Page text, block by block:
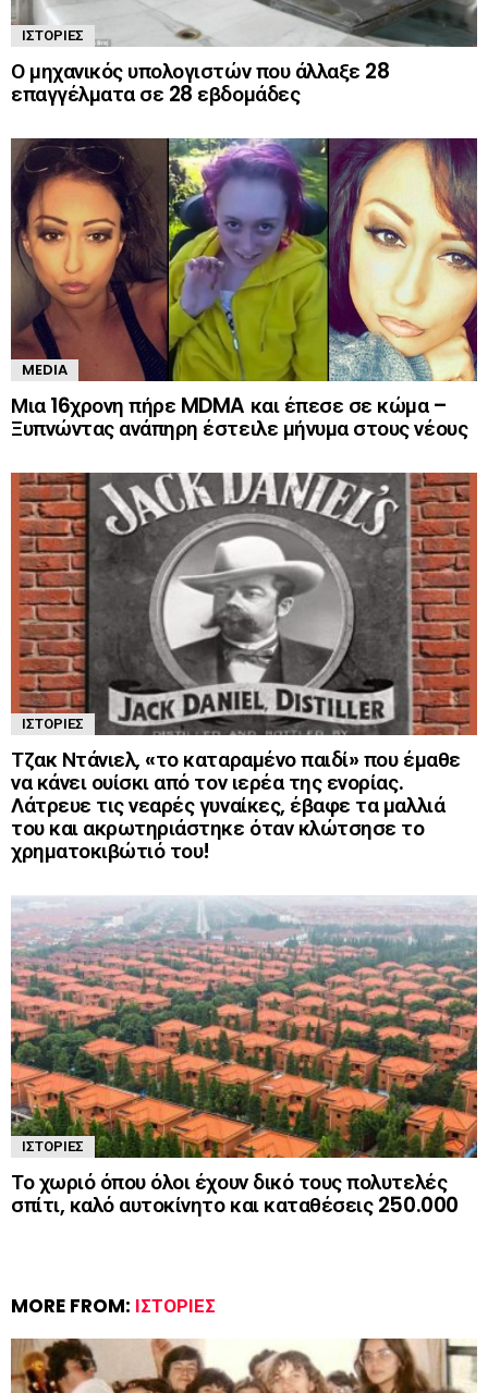
ΙΣΤΟΡΊΕΣ
Ο μηχανικός υπολογιστών που άλλαξε 28
επαγγέλματα σε 28 εβδομάδες
MEDIA
Μια 16χρονη πήρε MDMA και έπεσε σε κώμα –
Ξυπνώντας ανάπηρη έστειλε μήνυμα στους νέους
ΙΣΤΟΡΊΕΣ
Τζακ Ντάνιελ, «το καταραμένο παιδί» που έμαθε
να κάνει ουίσκι από τον ιερέα της ενορίας.
Λάτρευε τις νεαρές γυναίκες, έβαφε τα μαλλιά
του και ακρωτηριάστηκε όταν κλώτσησε το
χρηματοκιβώτιό του!
ΙΣΤΟΡΊΕΣ
Το χωριό όπου όλοι έχουν δικό τους πολυτελές
σπίτι, καλό αυτοκίνητο και καταθέσεις 250.000
MORE FROM: ΙΣΤΟΡΊΕΣ